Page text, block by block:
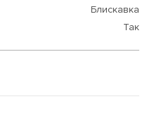
Блискавка
Так